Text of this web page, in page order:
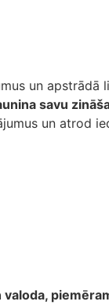
un apstrādā
savu
un atrod